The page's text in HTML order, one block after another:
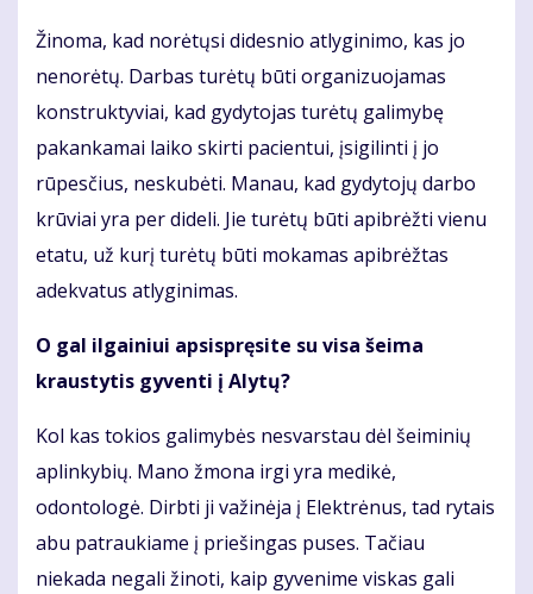
Žinoma, kad norėtųsi didesnio atlyginimo, kas jo
nenorėtų. Darbas turėtų būti organizuojamas
konstruktyviai, kad gydytojas turėtų galimybę
pakankamai laiko skirti pacientui, įsigilinti į jo
rūpesčius, neskubėti. Manau, kad gydytojų darbo
krūviai yra per dideli. Jie turėtų būti apibrėžti vienu
etatu, už kurį turėtų būti mokamas apibrėžtas
adekvatus atlyginimas.
O gal ilgainiui apsispręsite su visa šeima
kraustytis gyventi į Alytų?
Kol kas tokios galimybės nesvarstau dėl šeiminių
aplinkybių. Mano žmona irgi yra medikė,
odontologė. Dirbti ji važinėja į Elektrėnus, tad rytais
abu patraukiame į priešingas puses. Tačiau
niekada negali žinoti, kaip gyvenime viskas gali